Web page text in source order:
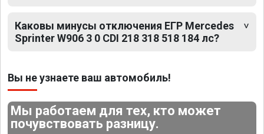
Каковы минусы отключения ЕГР Mercedes
Sprinter W906 3 0 CDI 218 318 518 184 лс?
Вы не узнаете ваш автомобиль!
Мы работаем для тех, кто может
почувствовать разницу.